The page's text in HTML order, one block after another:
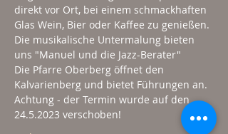
direkt vor Ort, bei einem schmackhaften
Glas Wein, Bier oder Kaffee zu genießen.
Die musikalische Untermalung bieten
uns "Manuel und die Jazz-Berater"
Die Pfarre Oberberg öffnet den
Kalvarienberg und bietet Führungen an.
Achtung - der Termin wurde auf den
24.5.2023 verschoben!